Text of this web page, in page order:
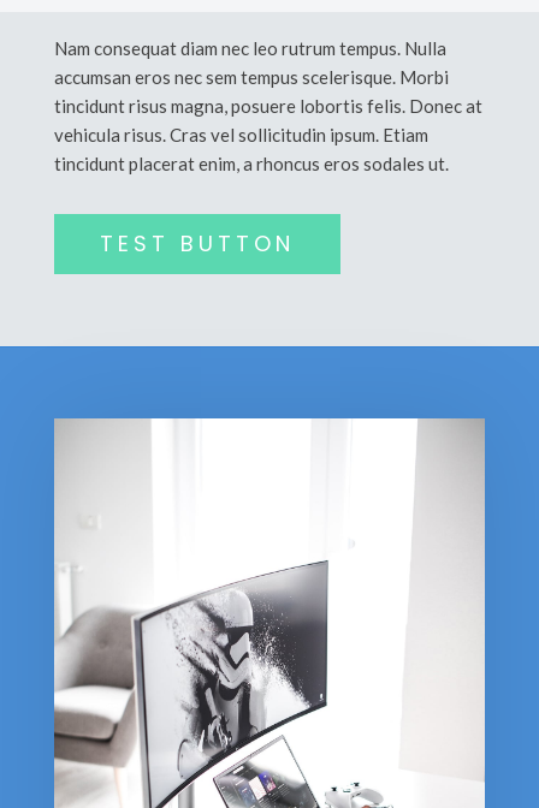
Nam consequat diam nec leo rutrum tempus. Nulla
accumsan eros nec sem tempus scelerisque. Morbi
tincidunt risus magna, posuere lobortis felis. Donec at
vehicula risus. Cras vel sollicitudin ipsum. Etiam
tincidunt placerat enim, a rhoncus eros sodales ut.
TEST BUTTON